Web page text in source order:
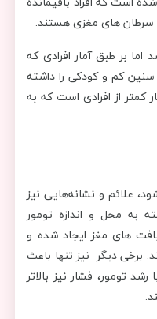
و سرطان های مغزی هستند.
بر طبق آمار افرادی که
سنین کم و کودکی را داشته
کمتر از افرادی است که به
علائم و نشانه‌هایی نیز
به محل و اندازه تومور
های مغز ایجاد شده و
دیگر نیز تنها باعث
تومور، فشار نیز بالاتر